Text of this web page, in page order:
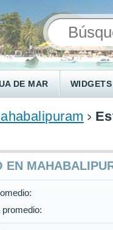
DE MAR
EN